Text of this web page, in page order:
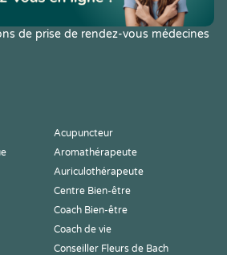
de prise de rendez-vous médecines
Acupuncteur
Aromathérapeute
Auriculothérapeute
Centre Bien-être
Coach Bien-être
Coach de vie
Conseiller Fleurs de Bach